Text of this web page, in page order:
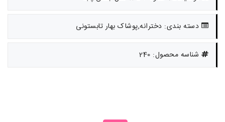
دسته بندی: دخترانه,پوشاک بهار تابستونی
شناسه محصول: 240